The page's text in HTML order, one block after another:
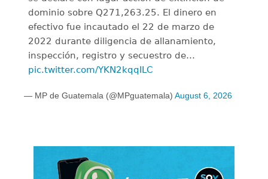
dominio sobre Q271,263.25. El dinero en
efectivo fue incautado el 22 de marzo de
2022 durante diligencia de allanamiento,
inspección, registro y secuestro de…
pic.twitter.com/YKN2kqqILC
— MP de Guatemala (@MPguatemala) August 6, 2026